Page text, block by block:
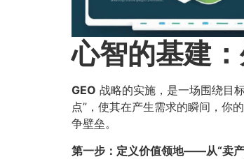
心智的基建
GEO 战略的实施，是一场围绕目
点”，使其在产生需求的瞬间，你
争壁垒。
第一步：定义价值领地——从“卖产